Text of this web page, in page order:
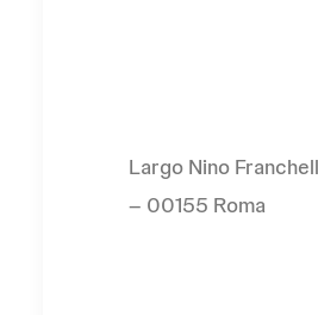
Largo Nino
– 00155 Roma